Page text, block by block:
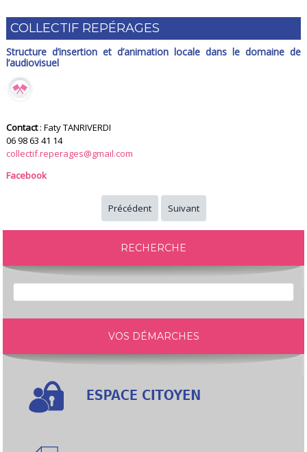
COLLECTIF REPÉRAGES
Structure d’insertion et d’animation locale dans le domaine de
l’audiovisuel
Contact: Faty TANRIVERDI
06 98 63 41 14
collectif.reperages@gmail.com
Facebook
Précédent Suivant
RECHERCHE
VOS DÉMARCHES